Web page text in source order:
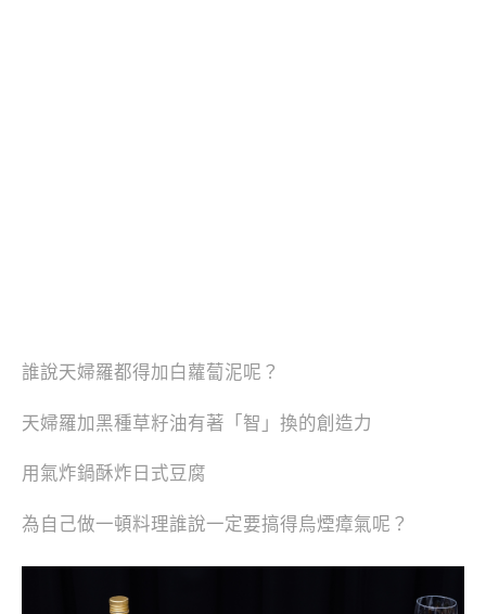
誰說天婦羅都得加白蘿蔔泥呢？
天婦羅加黑種草籽油有著「智」換的創造力
用氣炸鍋酥炸日式豆腐
為自己做一頓料理誰說一定要搞得烏煙瘴氣呢？